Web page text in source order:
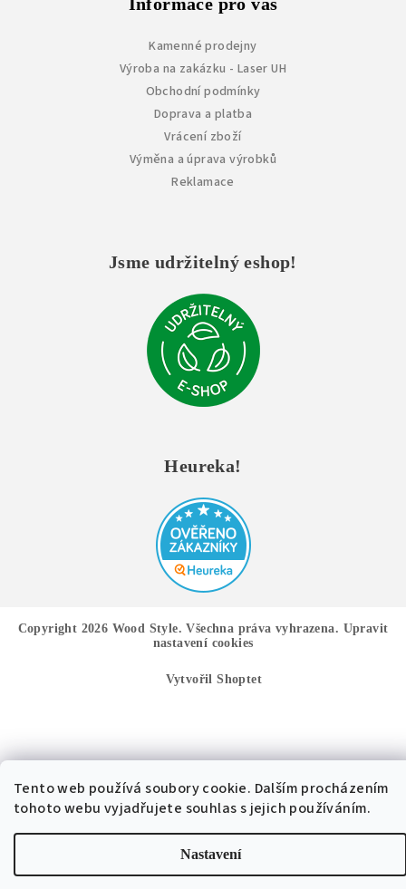
Tento web používá soubory cookie. Dalším procházením
tohoto webu vyjadřujete souhlas s jejich používáním.
Nastavení
Kamenné prodejny
Výroba na zakázku - Laser UH
Obchodní podmínky
Doprava a platba
Vrácení zboží
Výměna a úprava výrobků
Reklamace
Jsme udržitelný eshop!
Heureka!
Copyright 2026 Wood Style. Všechna práva vyhrazena. Upravit
nastavení cookies
Vytvořil Shoptet